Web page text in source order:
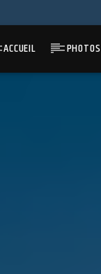
ACCUEIL PHOTOS